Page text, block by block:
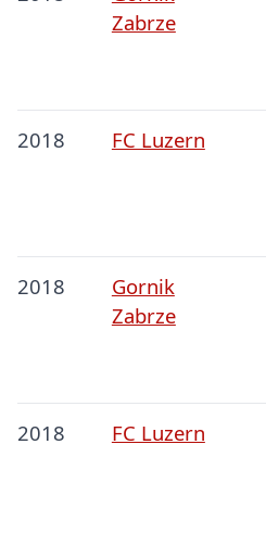
Zabrze
2018 FC Luzern
2018
Gornik
Zabrze
2018 FC Luzern